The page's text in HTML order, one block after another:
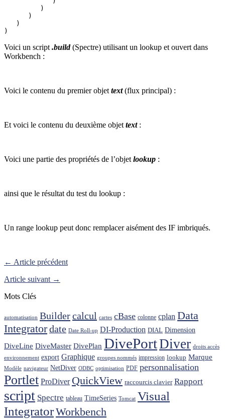
)
Voici un script .build(Spectre) utilisant un lookup et ouvert dans
Workbench :
Voici le contenu du premier objet text(flux principal) :
Et voici le contenu du deuxième objet text:
Voici une partie des propriétés de l’objet lookup :
ainsi que le résultat du test du lookup :
Un range lookup peut donc remplacer aisément des IF imbriqués.
← Article précédent
Article suivant →
Mots Clés
automatisation Buildercalcul cartes cBase colonne cplan Data
Integratordate Date Roll-up DI-Production DIAL Dimension
DiveLine DiveMaster DivePlan DivePortDiver droits accès
environnement export Graphique groupes nommés impression lookup Marque
Modèle navigateur NetDiver ODBC optimisation PDF personnalisation
Portlet ProDiver QuickView raccourcis clavier Rapport
script Spectre tableau TimeSeries Tomcat Visual
IntegratorWorkbench